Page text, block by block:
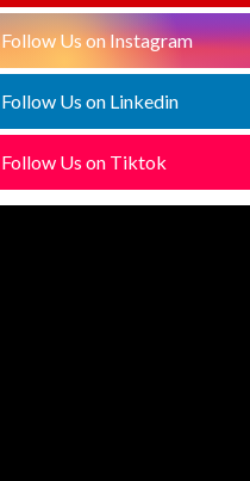
Follow Us on Instagram
Follow Us on Linkedin
Follow Us on Tiktok